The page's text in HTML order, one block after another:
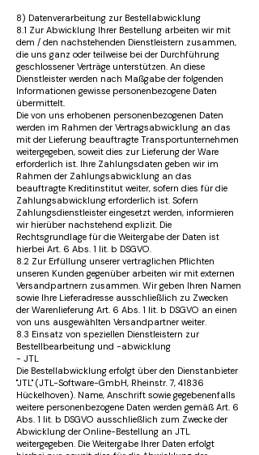
8) Datenverarbeitung zur Bestellabwicklung
8.1 Zur Abwicklung Ihrer Bestellung arbeiten wir mit
dem / den nachstehenden Dienstleistern zusammen,
die uns ganz oder teilweise bei der Durchführung
geschlossener Verträge unterstützen. An diese
Dienstleister werden nach Maßgabe der folgenden
Informationen gewisse personenbezogene Daten
übermittelt.
Die von uns erhobenen personenbezogenen Daten
werden im Rahmen der Vertragsabwicklung an das
mit der Lieferung beauftragte Transportunternehmen
weitergegeben, soweit dies zur Lieferung der Ware
erforderlich ist. Ihre Zahlungsdaten geben wir im
Rahmen der Zahlungsabwicklung an das
beauftragte Kreditinstitut weiter, sofern dies für die
Zahlungsabwicklung erforderlich ist. Sofern
Zahlungsdienstleister eingesetzt werden, informieren
wir hierüber nachstehend explizit. Die
Rechtsgrundlage für die Weitergabe der Daten ist
hierbei Art. 6 Abs. 1 lit. b DSGVO.
8.2 Zur Erfüllung unserer vertraglichen Pflichten
unseren Kunden gegenüber arbeiten wir mit externen
Versandpartnern zusammen. Wir geben Ihren Namen
sowie Ihre Lieferadresse ausschließlich zu Zwecken
der Warenlieferung Art. 6 Abs. 1 lit. b DSGVO an einen
von uns ausgewählten Versandpartner weiter.
8.3 Einsatz von speziellen Dienstleistern zur
Bestellbearbeitung und -abwicklung
- JTL
Die Bestellabwicklung erfolgt über den Dienstanbieter
"JTL" (JTL-Software-GmbH, Rheinstr. 7, 41836
Hückelhoven). Name, Anschrift sowie gegebenenfalls
weitere personenbezogene Daten werden gemäß Art. 6
Abs. 1 lit. b DSGVO ausschließlich zum Zwecke der
Abwicklung der Online-Bestellung an JTL
weitergegeben. Die Weitergabe Ihrer Daten erfolgt